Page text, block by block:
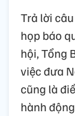
Trả lời
họp báo
hội, Tổng
việc đưa
cũng là
hành